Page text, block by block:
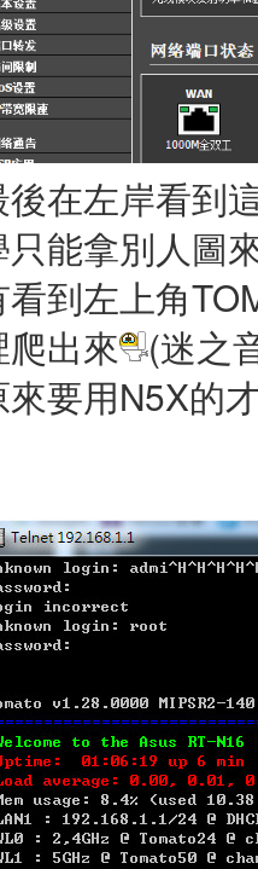
後在左岸看到
只能拿別人圖
看到左上角
爬出來
(迷之
來要用N5X的